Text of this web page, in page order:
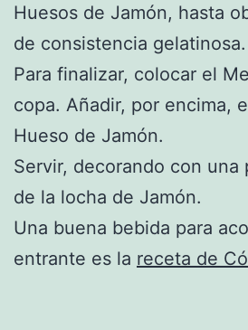
Huesos de Jamón, hasta
de consistencia gelatinosa.
Para finalizar, colocar el
copa. Añadir, por encima,
Hueso de Jamón.
Servir, decorando con una
de la locha de Jamón.
Una buena bebida para
entrante es la receta de